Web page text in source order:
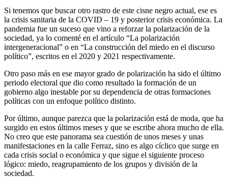
Si tenemos que buscar otro rastro de este cisne negro actual, ese es
la crisis sanitaria de la COVID – 19 y posterior crisis económica. La
pandemia fue un suceso que vino a reforzar la polarización de la
sociedad, ya lo comenté en el artículo “La polarización
intergeneracional” o en “La construcción del miedo en el discurso
político”, escritos en el 2020 y 2021 respectivamente.
Otro paso más en ese mayor grado de polarización ha sido el último
periodo electoral que dio como resultado la formación de un
gobierno algo inestable por su dependencia de otras formaciones
políticas con un enfoque político distinto.
Por último, aunque parezca que la polarización está de moda, que ha
surgido en estos últimos meses y que se escribe ahora mucho de ella.
No creo que este panorama sea cuestión de unos meses y unas
manifestaciones en la calle Ferraz, sino es algo cíclico que surge en
cada crisis social o económica y que sigue el siguiente proceso
lógico: miedo, reagrupamiento de los grupos y división de la
sociedad.